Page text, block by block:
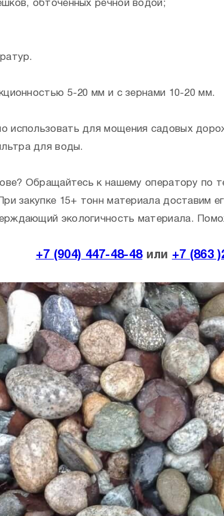
обточенных речной водой;
5-20 мм и с зернами 10-20 мм.
использовать для мощения садовых
для воды.
Обращайтесь к нашему оператору по
закупке 15+ тонн материала доставим
экологичность материала.
+7 (904) 447-48-48или +7 (863